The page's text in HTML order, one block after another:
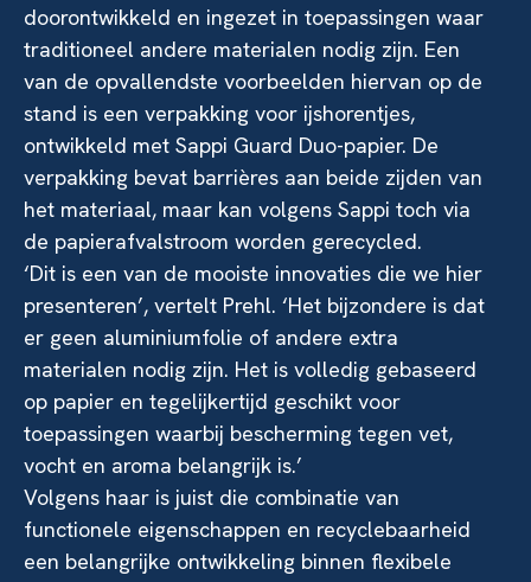
doorontwikkeld en ingezet in toepassingen waar
traditioneel andere materialen nodig zijn. Een
van de opvallendste voorbeelden hiervan op de
stand is een verpakking voor ijshorentjes,
ontwikkeld met Sappi Guard Duo-papier. De
verpakking bevat barrières aan beide zijden van
het materiaal, maar kan volgens Sappi toch via
de papierafvalstroom worden gerecycled.
‘Dit is een van de mooiste innovaties die we hier
presenteren’, vertelt Prehl. ‘Het bijzondere is dat
er geen aluminiumfolie of andere extra
materialen nodig zijn. Het is volledig gebaseerd
op papier en tegelijkertijd geschikt voor
toepassingen waarbij bescherming tegen vet,
vocht en aroma belangrijk is.’
Volgens haar is juist die combinatie van
functionele eigenschappen en recyclebaarheid
een belangrijke ontwikkeling binnen flexibele